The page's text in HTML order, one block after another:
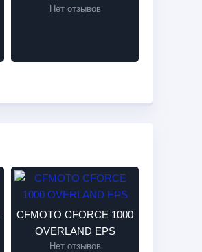
Нет отзывов
CFMOTO CFORCE 1000
OVERLAND EPS
Нет отзывов